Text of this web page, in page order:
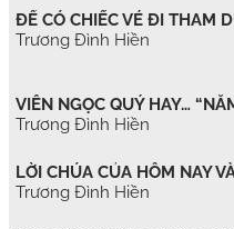
ĐỂ CÓ CHIẾC VÉ ĐI THAM
Trương Đình Hiền
VIÊN NGỌC QUÝ HAY…
Trương Đình Hiền
LỜI CHÚA CỦA HÔM NAY
Trương Đình Hiền